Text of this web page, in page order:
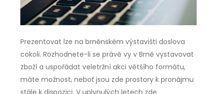
Prezentovat lze na brněnském výstavišti doslova
cokoli. Rozhodnete-li se právě vy v Brně vystavovat
zboží a uspořádat veletržní akci většího formátu,
máte možnost, neboť jsou zde prostory k pronájmu